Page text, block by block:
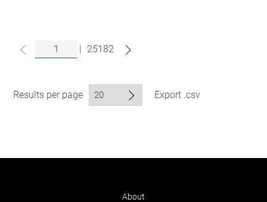
| 25182
Results per page Export .csv
About